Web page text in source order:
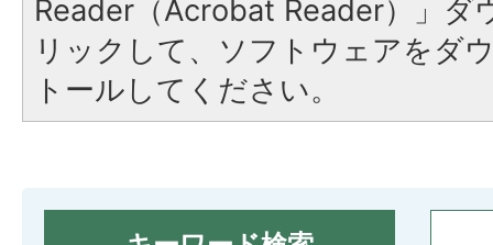
Reader（Acrobat Reader）」ダ
リックして、ソフトウェアをダ
トールしてください。